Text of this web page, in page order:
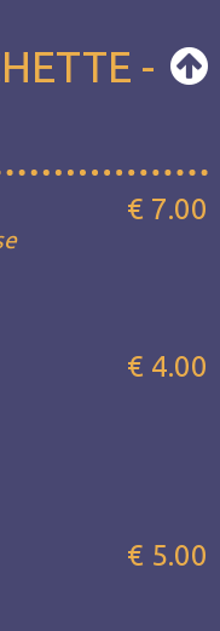
-
€ 7.00
€ 4.00
€ 5.00